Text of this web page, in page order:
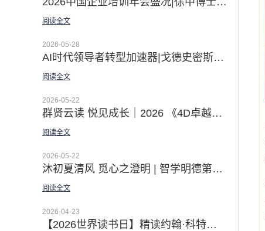
阅读全文
2026-05-28
AI时代领导者转型加速器|戈德史密斯领导力教练九步法激发领导者深度蜕变
阅读全文
2026-05-22
群贤云读 悦见成长｜2026 《4D卓越团队》线上悦读营圆满收官
阅读全文
2026-05-22
沐初夏清风 觅心之澄明 | 智学明德第十期「高绩效教练」一阶工作坊圆满收官
阅读全文
2026-04-23
【2026世界读书日】精读约翰·科特的八部变革经典 应对AI时代的指数级变化挑战